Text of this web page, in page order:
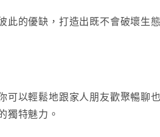
此的優缺，打造出既不會破壞生
以輕鬆地跟家人朋友歡聚暢聊
獨特魅力。